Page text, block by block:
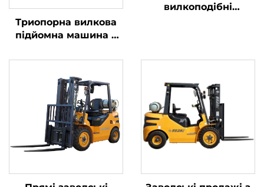
Триопорна вилкова
підйомна машина з
вагою 1,0 тонни,
розумною ціною
вилкоподібні
доступними цінами